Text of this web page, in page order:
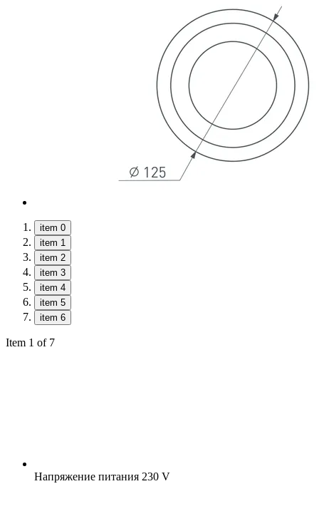
item 0
item 1
item 2
item 3
item 4
item 5
item 6
Item 1 of 7
Напряжение питания 230 V